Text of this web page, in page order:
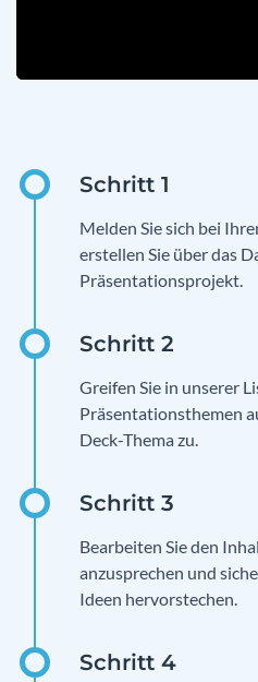
Melden Sie sich bei
erstellen Sie über das
Präsentationsprojekt.
Greifen Sie in unserer
Präsentationsthemen
Deck-Thema zu.
Bearbeiten Sie den
anzusprechen und
Ideen hervorstechen.